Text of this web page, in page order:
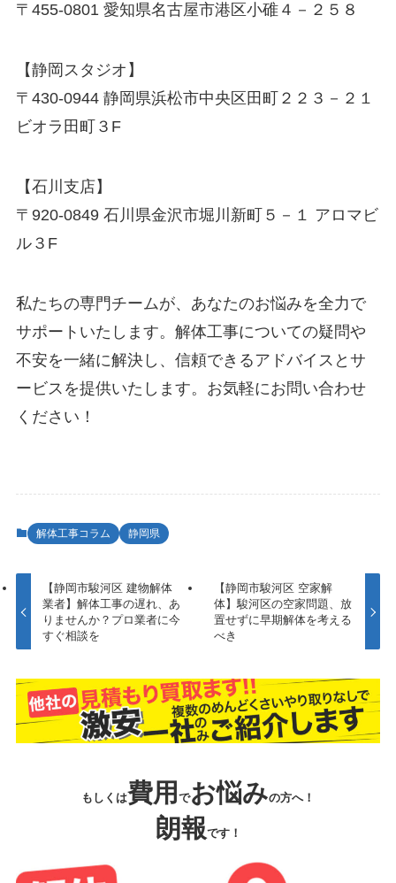
〒455-0801 愛知県名古屋市港区小碓４－２５８
【静岡スタジオ】
〒430-0944 静岡県浜松市中央区田町２２３－２１
ビオラ田町３F
【石川支店】
〒920-0849 石川県金沢市堀川新町５－１ アロマビ
ル３F
私たちの専門チームが、あなたのお悩みを全力で
サポートいたします。解体工事についての疑問や
不安を一緒に解決し、信頼できるアドバイスとサ
ービスを提供いたします。お気軽にお問い合わせ
ください！
解体工事コラム 静岡県
【静岡市駿河区 建物解体
業者】解体工事の遅れ、あ
りませんか？プロ業者に今
すぐ相談を
【静岡市駿河区 空家解
体】駿河区の空家問題、放
置せずに早期解体を考える
べき
もしくは費用 でお悩みの方へ！
朗報です！